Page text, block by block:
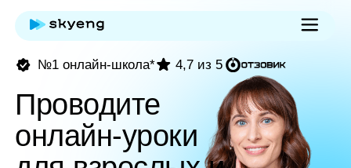
4,7 из 5
Проводите
онлайн-уроки
для взрослых и